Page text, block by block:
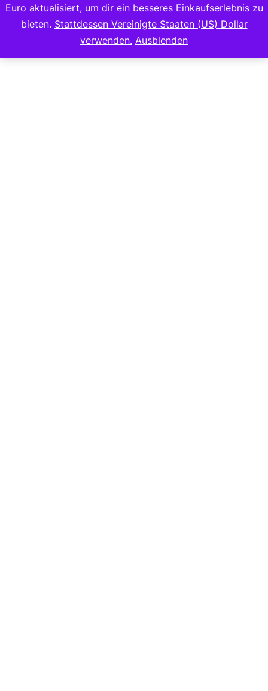
Copyright 2023
Euro aktualisiert, um dir ein besseres Einkaufserlebnis zu
bieten. Stattdessen Vereinigte Staaten (US) Dollar
verwenden. Ausblenden